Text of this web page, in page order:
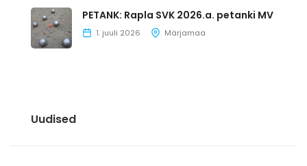
PETANK: Rapla SVK 2026.a. petanki MV
1. juuli 2026 Märjamaa
Uudised